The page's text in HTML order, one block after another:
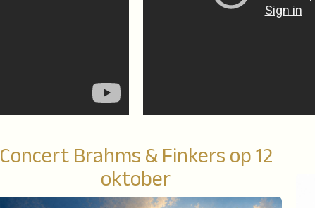
Concert Brahms & Finkers op 12
oktober